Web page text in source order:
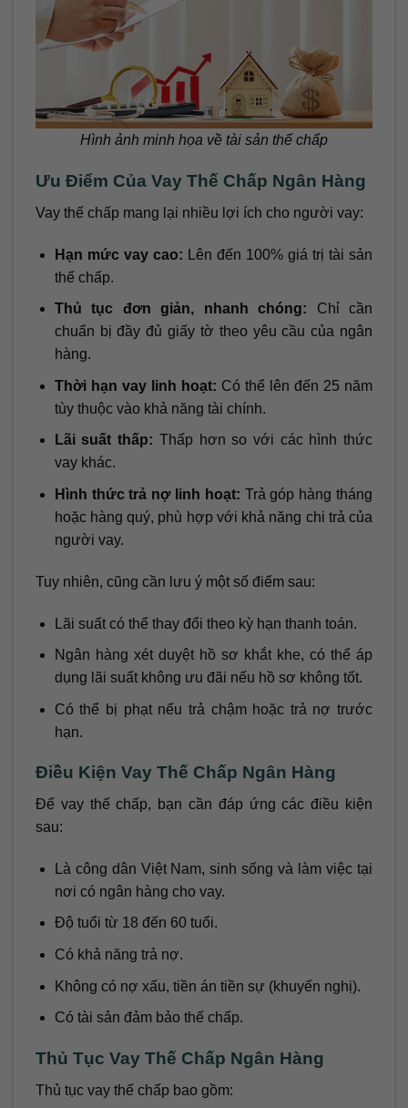
Hình ảnh minh họa về tài sản thế chấp
Ưu Điểm Của Vay Thế Chấp Ngân Hàng
Vay thế chấp mang lại nhiều lợi ích cho người vay:
Hạn mức vay cao: Lên đến 100% giá trị tài sản
thế chấp.
Thủ tục đơn giản, nhanh chóng: Chỉ cần
chuẩn bị đầy đủ giấy tờ theo yêu cầu của ngân
hàng.
Thời hạn vay linh hoạt: Có thể lên đến 25 năm
tùy thuộc vào khả năng tài chính.
Lãi suất thấp: Thấp hơn so với các hình thức
vay khác.
Hình thức trả nợ linh hoạt: Trả góp hàng tháng
hoặc hàng quý, phù hợp với khả năng chi trả của
người vay.
Tuy nhiên, cũng cần lưu ý một số điểm sau:
Lãi suất có thể thay đổi theo kỳ hạn thanh toán.
Ngân hàng xét duyệt hồ sơ khắt khe, có thể áp
dụng lãi suất không ưu đãi nếu hồ sơ không tốt.
Có thể bị phạt nếu trả chậm hoặc trả nợ trước
hạn.
Điều Kiện Vay Thế Chấp Ngân Hàng
Để vay thế chấp, bạn cần đáp ứng các điều kiện
sau:
Là công dân Việt Nam, sinh sống và làm việc tại
nơi có ngân hàng cho vay.
Độ tuổi từ 18 đến 60 tuổi.
Có khả năng trả nợ.
Không có nợ xấu, tiền án tiền sự (khuyến nghị).
Có tài sản đảm bảo thế chấp.
Thủ Tục Vay Thế Chấp Ngân Hàng
Thủ tục vay thế chấp bao gồm: